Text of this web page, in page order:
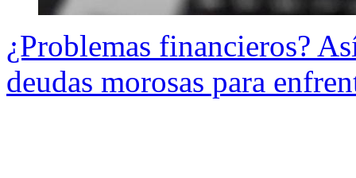
¿Problemas financieros?
deudas morosas para